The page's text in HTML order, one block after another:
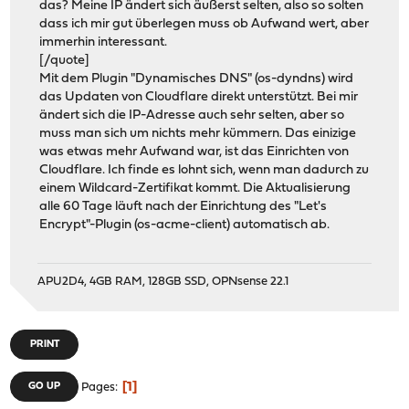
das? Meine IP ändert sich äußerst selten, also so solten
dass ich mir gut überlegen muss ob Aufwand wert, aber
immerhin interessant.
[/quote]
Mit dem Plugin "Dynamisches DNS" (os-dyndns) wird
das Updaten von Cloudflare direkt unterstützt. Bei mir
ändert sich die IP-Adresse auch sehr selten, aber so
muss man sich um nichts mehr kümmern. Das einizige
was etwas mehr Aufwand war, ist das Einrichten von
Cloudflare. Ich finde es lohnt sich, wenn man dadurch zu
einem Wildcard-Zertifikat kommt. Die Aktualisierung
alle 60 Tage läuft nach der Einrichtung des "Let's
Encrypt"-Plugin (os-acme-client) automatisch ab.
APU2D4, 4GB RAM, 128GB SSD, OPNsense 22.1
PRINT
GO UP Pages 1